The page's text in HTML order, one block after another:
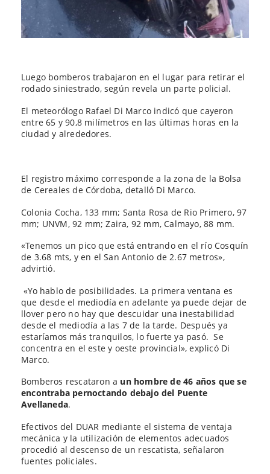
Luego bomberos trabajaron en el lugar para retirar el
rodado siniestrado, según revela un parte policial.
El meteorólogo Rafael Di Marco indicó que cayeron
entre 65 y 90,8 milímetros en las últimas horas en la
ciudad y alrededores.
El registro máximo corresponde a la zona de la Bolsa
de Cereales de Córdoba, detalló Di Marco.
Colonia Cocha, 133 mm; Santa Rosa de Rio Primero, 97
mm; UNVM, 92 mm; Zaira, 92 mm, Calmayo, 88 mm.
«Tenemos un pico que está entrando en el río Cosquín
de 3.68 mts, y en el San Antonio de 2.67 metros»,
advirtió.
«Yo hablo de posibilidades. La primera ventana es
que desde el mediodía en adelante ya puede dejar de
llover pero no hay que descuidar una inestabilidad
desde el mediodía a las 7 de la tarde. Después ya
estaríamos más tranquilos, lo fuerte ya pasó. Se
concentra en el este y oeste provincial», explicó Di
Marco.
Bomberos rescataron a un hombre de 46 años que se
encontraba pernoctando debajo del Puente
Avellaneda.
Efectivos del DUAR mediante el sistema de ventaja
mecánica y la utilización de elementos adecuados
procedió al descenso de un rescatista, señalaron
fuentes policiales.